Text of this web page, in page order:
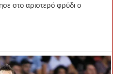
στο αριστερό φρύδι ο